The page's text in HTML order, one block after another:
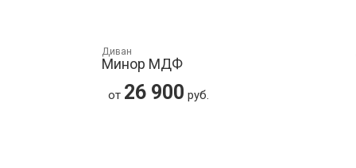
Диван
Минор МДФ
от 26 900 руб.